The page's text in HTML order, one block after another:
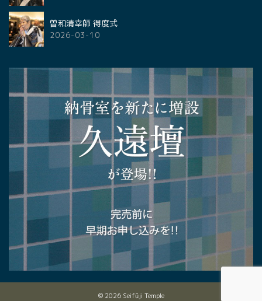
曽和清幸師 得度式
2026-03-10
© 2026 Seifūji Temple